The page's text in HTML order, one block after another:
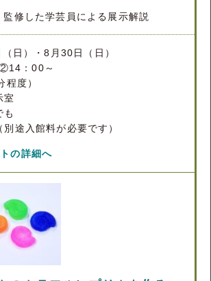
監修した学芸員による展示解説
（日）・8月30日（日）
：00～
程度）
室
も
別途入館料が必要です）
の詳細へ